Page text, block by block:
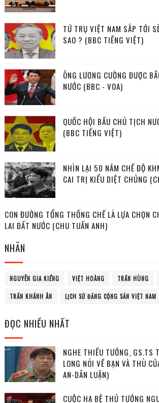
TỨ TRỤ VIỆT NAM SẮP TỚI
SAO ? (BBC TIẾNG VIỆT)
ÔNG LƯƠNG CƯỜNG ĐƯỢC
NƯỚC (BBC - VOA)
QUỐC HỘI BẦU CHỦ TỊCH
(BBC TIẾNG VIỆT)
NHÌN LẠI 50 NĂM CHẾ ĐỘ
CAI TRỊ KIỂU DIỆT CHỦNG
CON ĐƯỜNG TỔNG THỐNG CHẾ LÀ LỰA CHỌN
LAI ĐẤT NƯỚC (CHU TUẤN ANH)
NHÃN
NGUYỄN GIA KIỂNG VIỆT HOÀNG TRẦN HÙNG
TRẦN KHÁNH ÂN LỊCH SỬ ĐẢNG CỘNG SẢN VIỆT NAM
ĐỌC NHIỀU NHẤT
NGHE THIẾU TƯỚNG, GS.TS
LONG NÓI VỀ BẠN VÀ THÙ
AN-DÂN LUẬN)
CUỘC HẠ BỆ THỦ TƯỚNG